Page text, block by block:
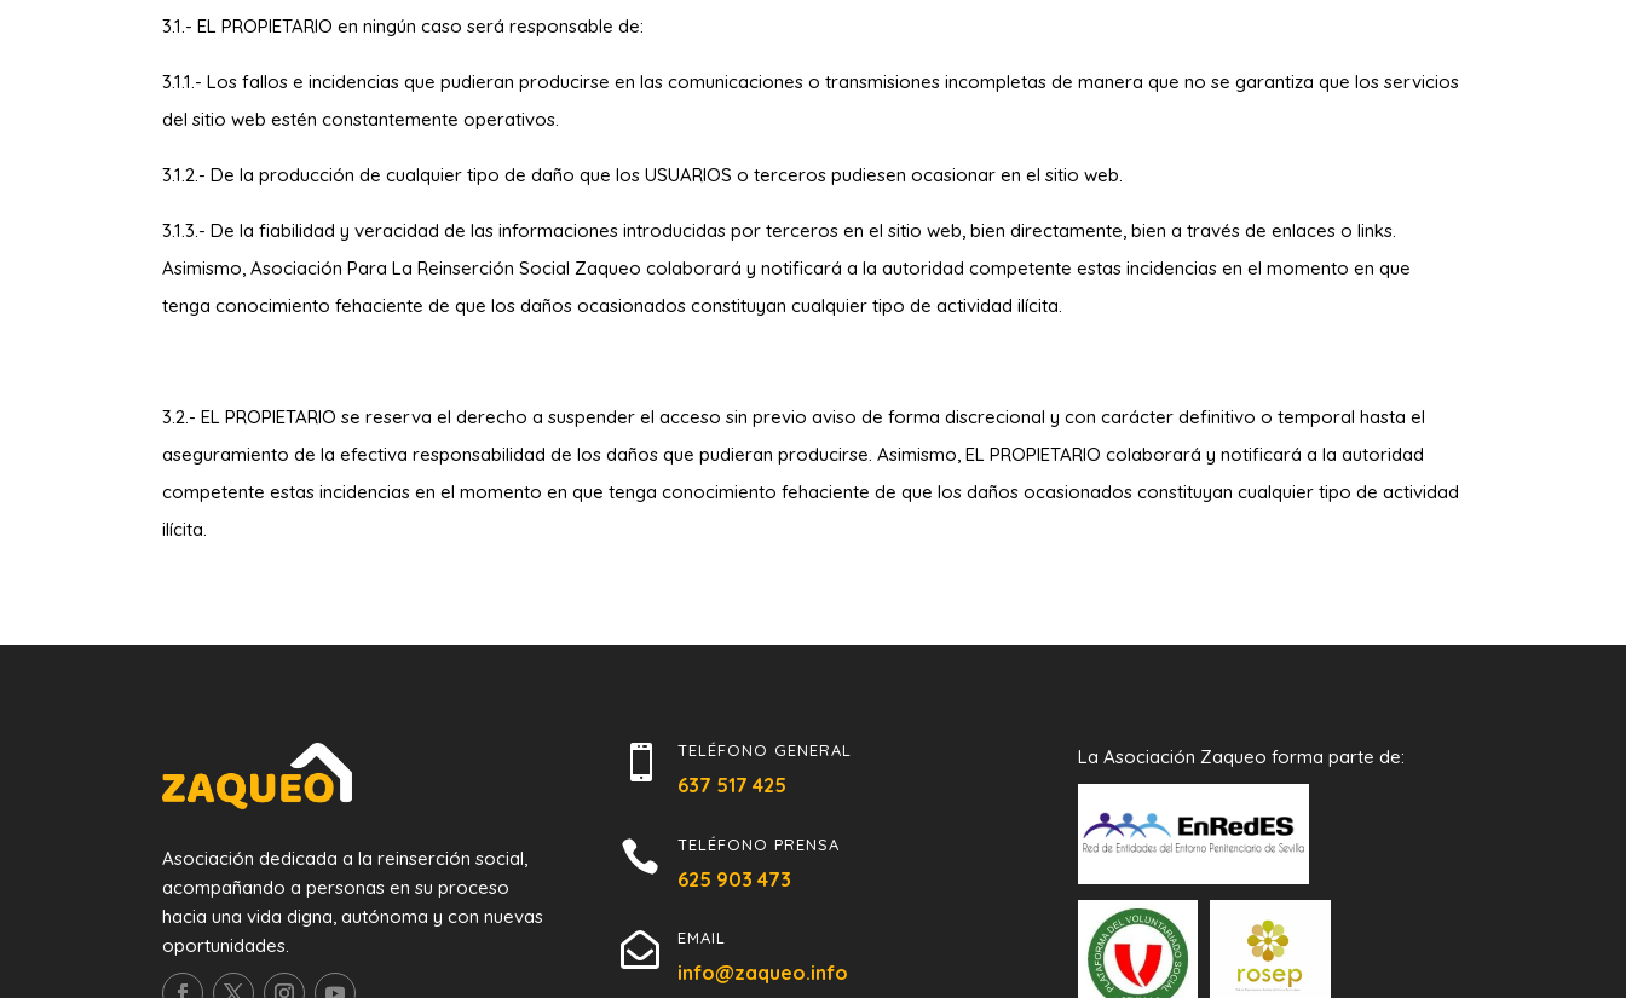
3.1.- EL PROPIETARIO en ningún caso será responsable de:
3.1.1.- Los fallos e incidencias que pudieran producirse en las comunicaciones o transmisiones incompletas de manera que no se garantiza que los servicios
del sitio web estén constantemente operativos.
3.1.2.- De la producción de cualquier tipo de daño que los USUARIOS o terceros pudiesen ocasionar en el sitio web.
3.1.3.- De la fiabilidad y veracidad de las informaciones introducidas por terceros en el sitio web, bien directamente, bien a través de enlaces o links.
Asimismo,Asociación Para La Reinserción Social Zaqueo colaborará y notificará a la autoridad competente estas incidencias en el momento en que
tenga conocimiento fehaciente de que los daños ocasionados constituyan cualquier tipo de actividad ilícita.
3.2.- EL PROPIETARIO se reserva el derecho a suspender el acceso sin previo aviso de forma discrecional y con carácter definitivo o temporal hasta el
aseguramiento de la efectiva responsabilidad de los daños que pudieran producirse. Asimismo, EL PROPIETARIO colaborará y notificará a la autoridad
competente estas incidencias en el momento en que tenga conocimiento fehaciente de que los daños ocasionados constituyan cualquier tipo de actividad
ilícita.
Asociación dedicada a la reinserción social,
acompañando a personas en su proceso
hacia una vida digna, autónoma y con nuevas
oportunidades.
 TELÉFONO GENERAL
637 517 425
 TELÉFONO PRENSA
625 903 473
 EMAIL
info@zaqueo.info
La Asociación Zaqueo forma parte de: